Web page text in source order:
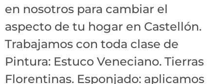
en nosotros para cambiar el
aspecto de tu hogar en Castellón.
Trabajamos con toda clase de
Pintura: Estuco Veneciano. Tierras
Florentinas. Esponjado: aplicamos